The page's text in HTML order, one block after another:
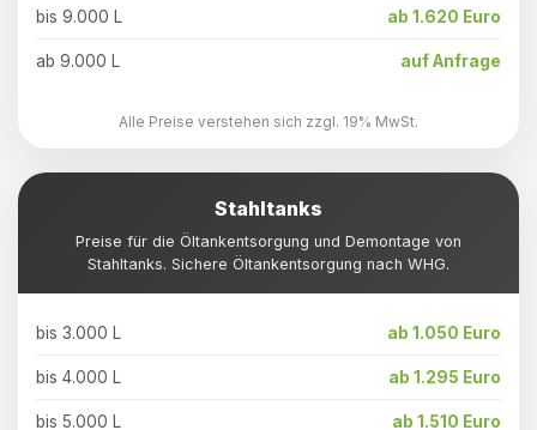
bis 9.000 L ab 1.620 Euro
ab 9.000 L auf Anfrage
Alle Preise verstehen sich zzgl. 19% MwSt.
Stahltanks
Preise für die Öltankentsorgung und Demontage von
Stahltanks. Sichere Öltankentsorgung nach WHG.
bis 3.000 L ab 1.050 Euro
bis 4.000 L ab 1.295 Euro
bis 5.000 L ab 1.510 Euro